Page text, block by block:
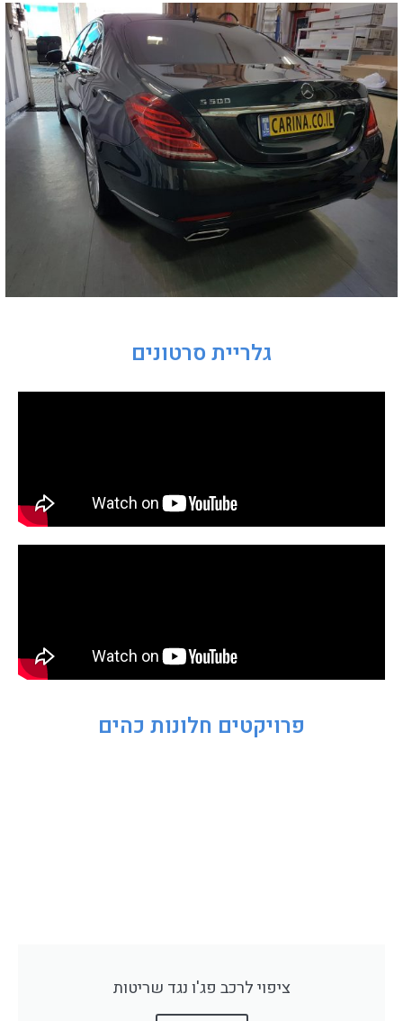
גלריית סרטונים
פרויקטים חלונות כהים
ציפוי לרכב פג'ו נגד שריטות